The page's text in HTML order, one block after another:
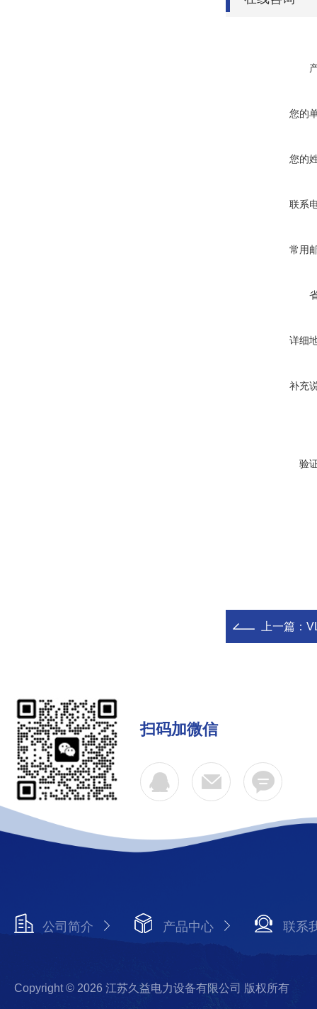
您的
您的
联系
常用
详细
补充
验
上一篇：
扫码加微信
公司简介 产品中心 联系
Copyright © 2026 江苏久益电力设备有限公司 版权所有